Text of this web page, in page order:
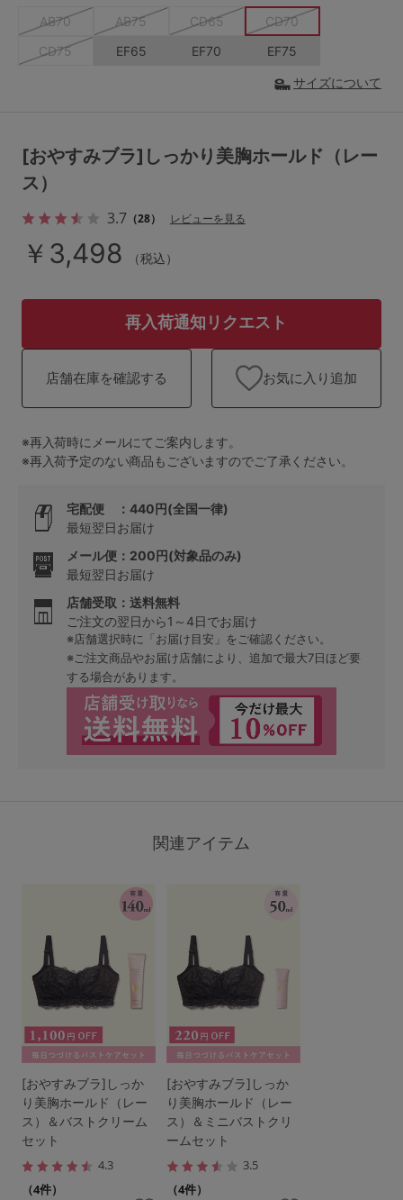
M-AB M-EF
L-AB L-EF
サイズの表示を閉じる
セールアイテム
新着アイテム
ランキング
高評価レビューアイテム
[おやすみブラ]しっかり美胸ホールド（レー
ス）
3.7（28） レビューを見る
￥3,498 （税込）
AB70 AB75 CD65
CD70
CD75
EF65 EF70 EF75
サイズについて
再入荷通知リクエスト
店舗在庫を確認する お気に入り追加
※再入荷時にメールにてご案内します。
※再入荷予定のない商品もございますのでご了承ください。
宅配便 ：440円(全国一律)
最短翌日お届け
メール便：200円(対象品のみ)
最短翌日お届け
店舗受取：送料無料
ご注文の翌日から1～4日でお届け
※店舗選択時に「お届け目安」をご確認ください。
※ご注文商品やお届け店舗により、追加で最大7日ほど要
する場合があります。
関連アイテム
[おやすみブラ]しっか
り美胸ホールド（レー
ス）＆バストクリーム
セット
4.3
（4件）
[おやすみブラ]しっか
り美胸ホールド（レー
ス）＆ミニバストクリ
ームセット
3.5
（4件）